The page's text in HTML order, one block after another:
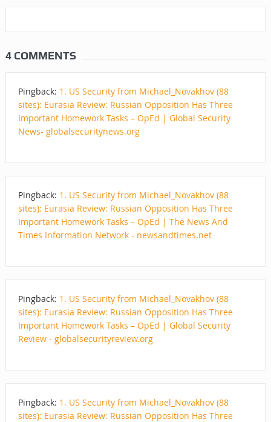
4 COMMENTS
Pingback: 1. US Security from Michael_Novakhov (88
sites): Eurasia Review: Russian Opposition Has Three
Important Homework Tasks – OpEd | Global Security
News- globalsecuritynews.org
Pingback: 1. US Security from Michael_Novakhov (88
sites): Eurasia Review: Russian Opposition Has Three
Important Homework Tasks – OpEd | The News And
Times Information Network - newsandtimes.net
Pingback: 1. US Security from Michael_Novakhov (88
sites): Eurasia Review: Russian Opposition Has Three
Important Homework Tasks – OpEd | Global Security
Review - globalsecurityreview.org
Pingback: 1. US Security from Michael_Novakhov (88
sites): Eurasia Review: Russian Opposition Has Three